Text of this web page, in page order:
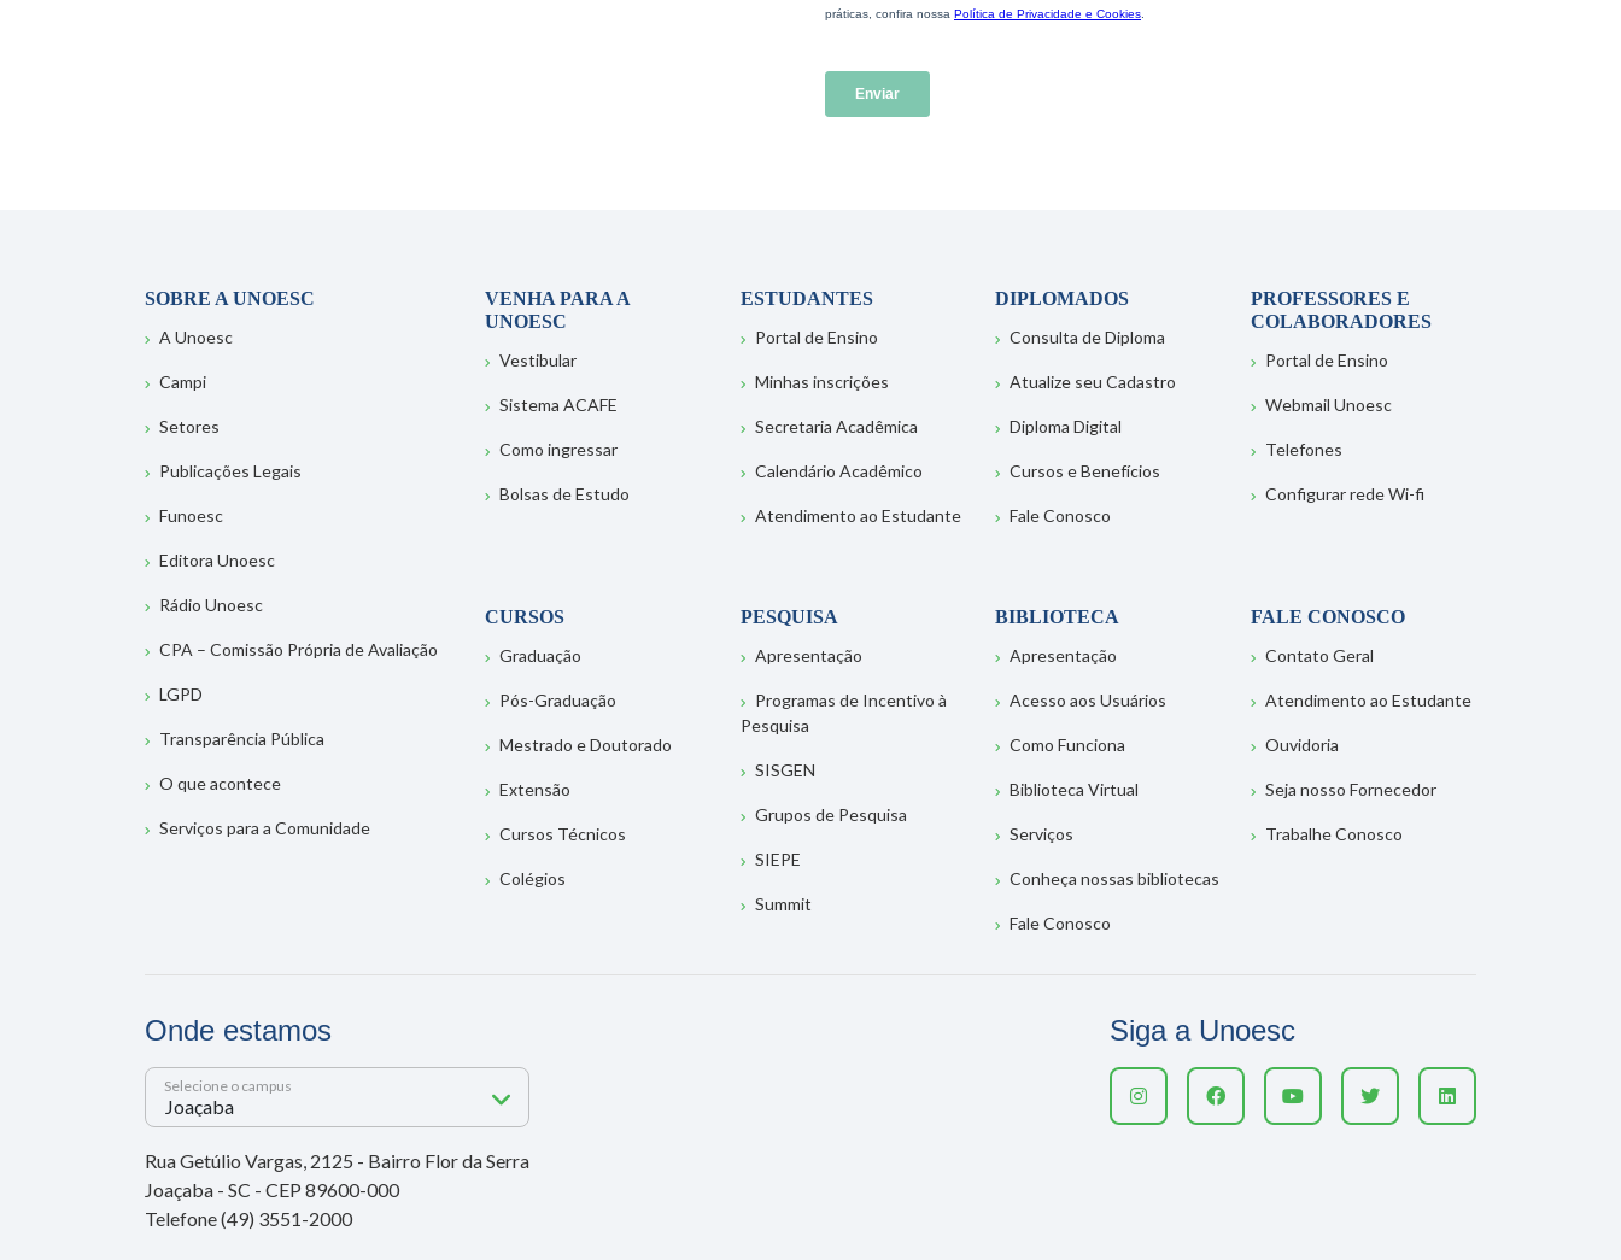
SOBRE A UNOESC
A Unoesc
Campi
Setores
Publicações Legais
Funoesc
Editora Unoesc
Rádio Unoesc
CPA – Comissão Própria de Avaliação
LGPD
Transparência Pública
O que acontece
Serviços para a Comunidade
VENHA PARA A
UNOESC
Vestibular
Sistema ACAFE
Como ingressar
Bolsas de Estudo
ESTUDANTES
Portal de Ensino
Minhas inscrições
Secretaria Acadêmica
Calendário Acadêmico
Atendimento ao Estudante
DIPLOMADOS
Consulta de Diploma
Atualize seu Cadastro
Diploma Digital
Cursos e Benefícios
Fale Conosco
PROFESSORES E
COLABORADORES
Portal de Ensino
Webmail Unoesc
Telefones
Configurar rede Wi-fi
CURSOS
Graduação
Pós-Graduação
Mestrado e Doutorado
Extensão
Cursos Técnicos
Colégios
PESQUISA
Apresentação
Programas de Incentivo à
Pesquisa
SISGEN
Grupos de Pesquisa
SIEPE
Summit
BIBLIOTECA
Apresentação
Acesso aos Usuários
Como Funciona
Biblioteca Virtual
Serviços
Conheça nossas bibliotecas
Fale Conosco
FALE CONOSCO
Contato Geral
Atendimento ao Estudante
Ouvidoria
Seja nosso Fornecedor
Trabalhe Conosco
Onde estamos
Selecione o campus
Rua Getúlio Vargas, 2125 - Bairro Flor da Serra
Joaçaba - SC - CEP 89600-000
Telefone (49) 3551-2000
Siga a Unoesc